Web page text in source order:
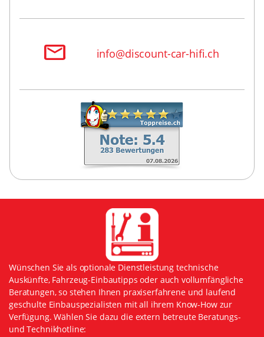
info@discount-car-hifi.ch
Wünschen Sie als optionale Dienstleistung technische
Auskünfte, Fahrzeug-Einbautipps oder auch vollumfängliche
Beratungen, so stehen Ihnen praxiserfahrene und laufend
geschulte Einbauspezialisten mit all ihrem Know-How zur
Verfügung. Wählen Sie dazu die extern betreute Beratungs-
und Technikhotline: